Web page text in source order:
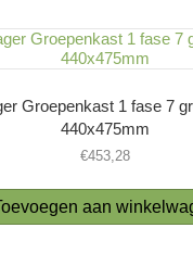
Groepenkast 1 fase 7
440x475mm
€453,28
aan